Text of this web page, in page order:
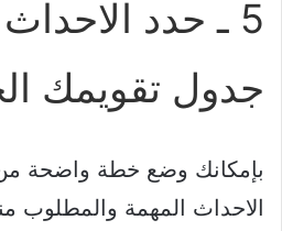
5 ـ حدد
جدول تقويمك
بإمكانك وضع خطة واضحة
الاحداث المهمة والمطلوب